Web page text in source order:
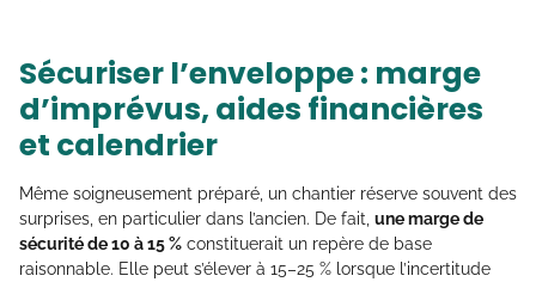
Sécuriser l’enveloppe : marge
d’imprévus, aides financières
et calendrier
Même soigneusement préparé, un chantier réserve souvent des
surprises, en particulier dans l’ancien. De fait, une marge de
sécurité de 10 à 15 % constituerait un repère de base
raisonnable. Elle peut s’élever à 15–25 % lorsque l’incertitude